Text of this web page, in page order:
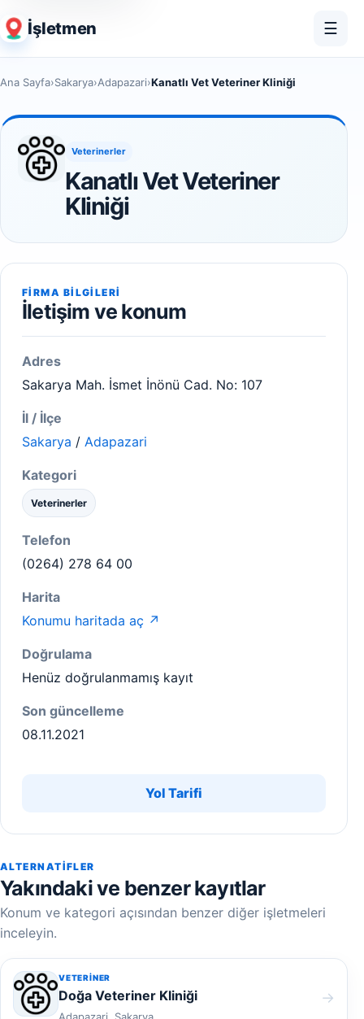
İşletmen ☰
Ana Sayfa›Sakarya›Adapazari›Kanatlı Vet Veteriner Kliniği
Veterinerler
Kanatlı Vet Veteriner
Kliniği
FIRMA BILGILERI
İletişim ve konum
Adres
Sakarya Mah. İsmet İnönü Cad. No: 107
İl / İlçe
Sakarya / Adapazari
Kategori
Veterinerler
Telefon
(0264) 278 64 00
Harita
Konumu haritada aç ↗
Doğrulama
Henüz doğrulanmamış kayıt
Son güncelleme
08.11.2021
Yol Tarifi
ALTERNATIFLER
Yakındaki ve benzer kayıtlar
Konum ve kategori açısından benzer diğer işletmeleri
inceleyin.
VETERINER
Doğa Veteriner Kliniği →